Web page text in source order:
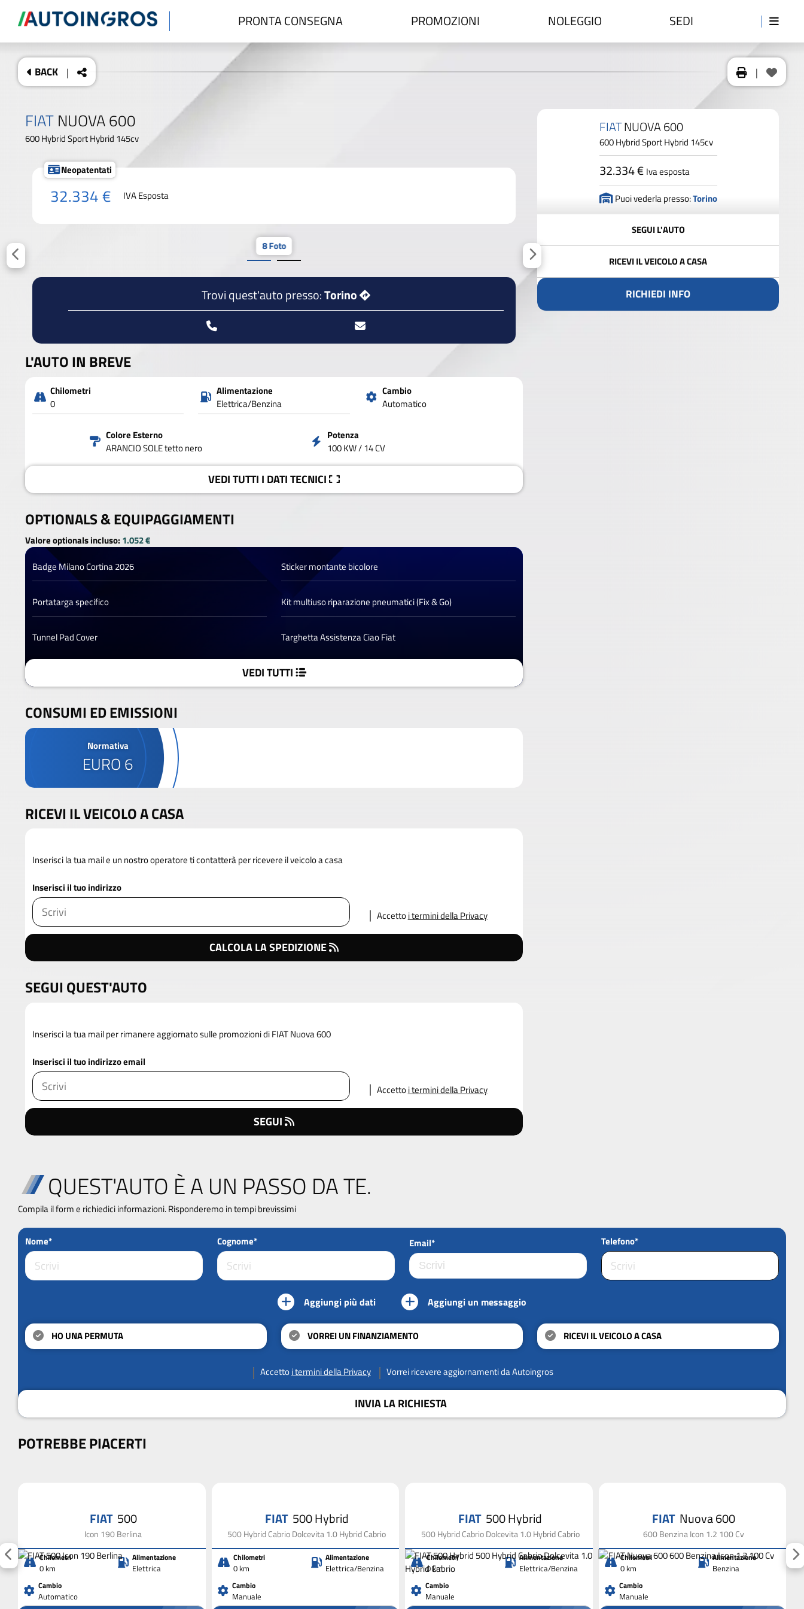
PRONTA CONSEGNA PROMOZIONI NOLEGGIO SEDI
BACK | |
FIAT NUOVA 600
600 Hybrid Sport Hybrid 145cv
Neopatentati
32.334 € IVA Esposta
8 Foto
Trovi quest'auto presso:Torino
L'AUTO IN BREVE
Chilometri
0
Alimentazione
Elettrica/Benzina
Cambio
Automatico
Colore Esterno
ARANCIO SOLE tetto nero
Potenza
100 KW / 14 CV
VEDITUTTI I DATITECNICI
OPTIONALS &EQUIPAGGIAMENTI
Valore optionals incluso: 1.052 €
Badge Milano Cortina 2026
Sticker montante bicolore
Portatarga specifico Kit multiuso riparazione pneumatici (Fix & Go)
Tunnel Pad Cover Targhetta Assistenza Ciao Fiat
VEDI TUTTI
CONSUMI ED EMISSIONI
Normativa
EURO 6
RICEVI IL VEICOLO A CASA
Inserisci la tua mail e un nostro operatore ti contatterà per ricevere il veicolo a casa
Inserisci il tuo indirizzo
Accettoi termini della Privacy
CALCOLA LA SPEDIZIONE
SEGUI QUEST'AUTO
Inserisci la tua mail per rimanere aggiornato sulle promozioni di FIAT Nuova 600
Inserisci il tuo indirizzo email
Accettoi termini della Privacy
SEGUI
FIATNUOVA 600
600 Hybrid Sport Hybrid 145cv
32.334 € Iva esposta
Puoi vederla presso:Torino
SEGUI L'AUTO
RICEVI IL VEICOLO A CASA
RICHIEDI INFO
QUEST'AUTO È A UN PASSO DA TE.
Compila il form e richiedici informazioni. Risponderemo in tempi brevissimi
Nome* Cognome* Email* Telefono*
Aggiungi più dati Aggiungi un messaggio
HO UNA PERMUTA VORREI UN FINANZIAMENTO RICEVI IL VEICOLO A CASA
Accettoi termini della Privacy Vorrei ricevere aggiornamenti da Autoingros
INVIA LA RICHIESTA
POTREBBE PIACERTI
FIAT 500
Icon 190 Berlina
Chilometri
0 km
Alimentazione
Elettrica
Cambio
Automatico
FIAT 500 Hybrid
500 Hybrid Cabrio Dolcevita 1.0 Hybrid Cabrio
Chilometri
0 km
Alimentazione
Elettrica/Benzina
Cambio
Manuale
FIAT 500 Hybrid
500 Hybrid Cabrio Dolcevita 1.0 Hybrid Cabrio
Chilometri
0 km
Alimentazione
Elettrica/Benzina
Cambio
Manuale
FIAT Nuova 600
600 Benzina Icon 1.2 100 Cv
Chilometri
0 km
Alimentazione
Benzina
Cambio
Manuale